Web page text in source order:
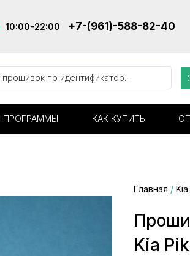
10:00-22:00 +7-(961)-588-82-40
ПРОГРАММЫ КАК КУПИТЬ
Главная / Kia
Kia